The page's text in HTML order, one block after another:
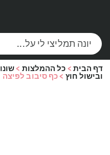
דף הבית > כל ההמלצות >
ובישול חוץ >כף סיבוב לפיצה